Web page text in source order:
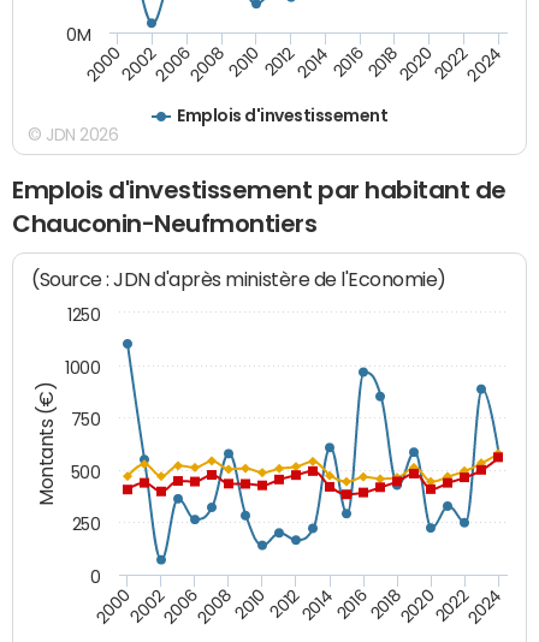
Emplois d'investissement
20002002200620082010 2012201420162018202020222024
0M
© JDN 2026
Emplois d'investissement par habitant de
Chauconin-Neufmontiers
Montants (€)
(Source : JDN d'après ministère de l'Economie)
200020022006200820102012201420162018202020222024
0
250
500
750
1000
1250